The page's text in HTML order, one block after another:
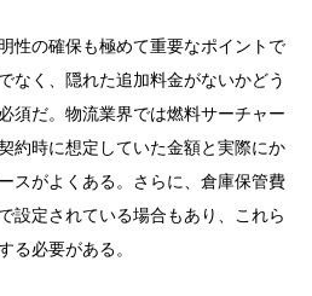
性の確保も極めて重要なポイントで
なく、隠れた追加料金がないかどう
須だ。物流業界では燃料サーチャー
約時に想定していた金額と実際にか
スがよくある。さらに、倉庫保管費
設定されている場合もあり、これら
る必要がある。